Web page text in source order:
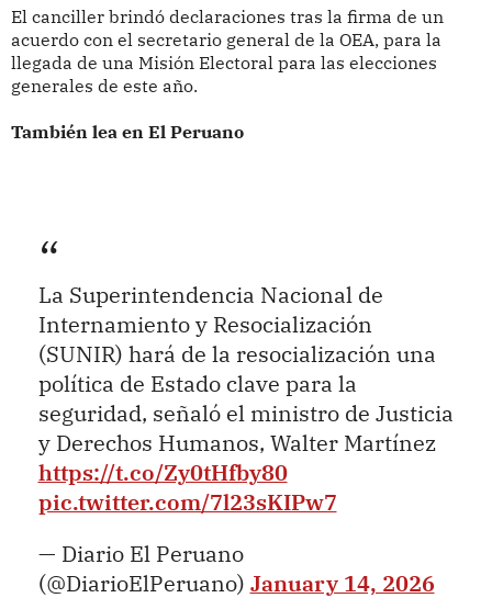
El canciller brindó declaraciones tras la firma de un
acuerdo con el secretario general de la OEA, para la
llegada de una Misión Electoral para las elecciones
generales de este año.
También lea en El Peruano
La Superintendencia Nacional de
Internamiento y Resocialización
(SUNIR) hará de la resocialización una
política de Estado clave para la
seguridad, señaló el ministro de Justicia
y Derechos Humanos, Walter Martínez
https://t.co/Zy0tHfby80
pic.twitter.com/7l23sKIPw7
— Diario El Peruano
(@DiarioElPeruano) January 14, 2026